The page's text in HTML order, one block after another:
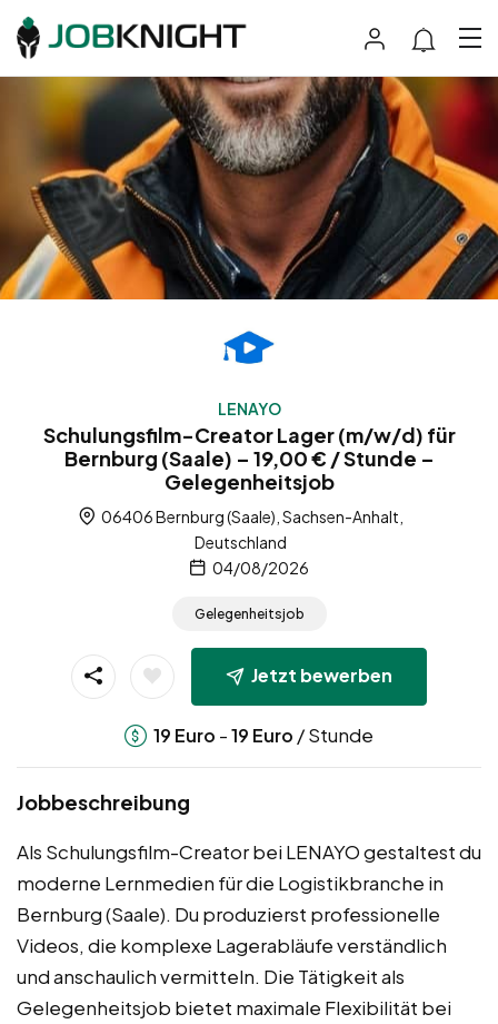
LENAYO
Schulungsfilm-Creator Lager (m/w/d) für
Bernburg (Saale) – 19,00 € / Stunde –
Gelegenheitsjob
06406 Bernburg (Saale), Sachsen-Anhalt,
Deutschland
04/08/2026
Gelegenheitsjob
Jetzt bewerben
19 Euro -19 Euro / Stunde
Jobbeschreibung
Als Schulungsfilm-Creator bei LENAYO gestaltest du
moderne Lernmedien für die Logistikbranche in
Bernburg (Saale). Du produzierst professionelle
Videos, die komplexe Lagerabläufe verständlich
und anschaulich vermitteln. Die Tätigkeit als
Gelegenheitsjob bietet maximale Flexibilität bei